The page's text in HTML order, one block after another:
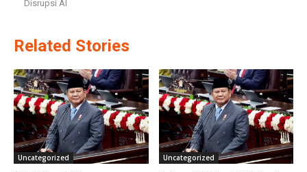
Disrupsi AI
Related Stories
Uncategorized Uncategorized